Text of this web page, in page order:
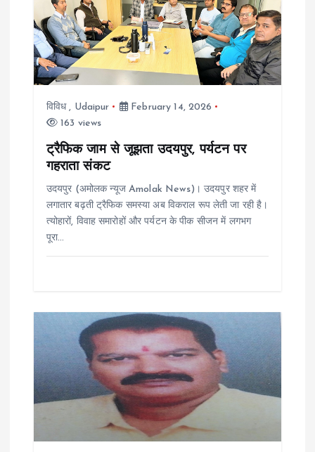
g
a
विविध, Udaipur
February 14, 2026
163 views
ट्रैफिक जाम से जूझता उदयपुर, पर्यटन पर
गहराता संकट
उदयपुर (अमोलक न्यूज Amolak News)। उदयपुर शहर में
लगातार बढ़ती ट्रैफिक समस्या अब विकराल रूप लेती जा रही है।
त्योहारों, विवाह समारोहों और पर्यटन के पीक सीजन में लगभग
पूरा…